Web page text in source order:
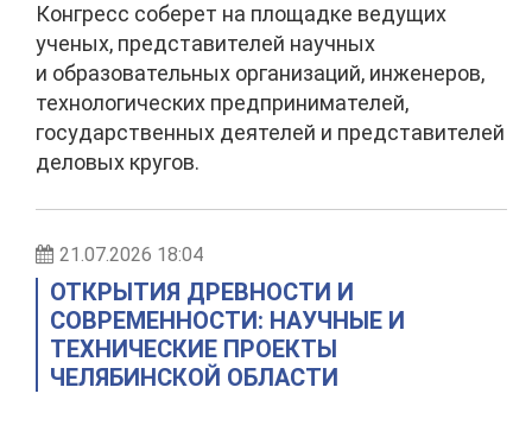
Конгресс соберет на площадке ведущих
ученых, представителей научных
и образовательных организаций, инженеров,
технологических предпринимателей,
государственных деятелей и представителей
деловых кругов.
21.07.2026 18:04
ОТКРЫТИЯ ДРЕВНОСТИ И
СОВРЕМЕННОСТИ: НАУЧНЫЕ И
ТЕХНИЧЕСКИЕ ПРОЕКТЫ
ЧЕЛЯБИНСКОЙ ОБЛАСТИ